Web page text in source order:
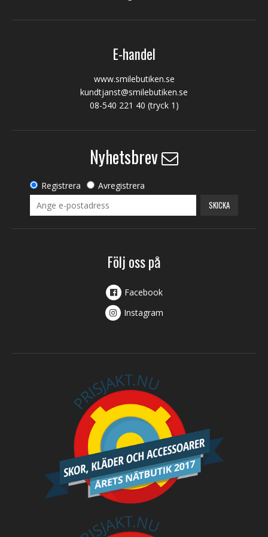
E-handel
www.smilebutiken.se
kundtjanst@smilebutiken.se
08-540 221 40 (tryck 1)
Nyhetsbrev
Registrera Avregistrera
SKICKA
Följ oss på
Facebook
Instagram